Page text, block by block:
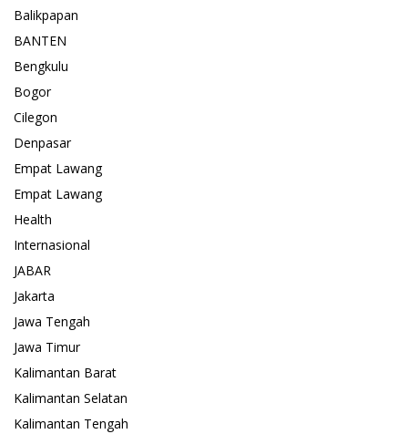
Balikpapan
BANTEN
Bengkulu
Bogor
Cilegon
Denpasar
Empat Lawang
Empat Lawang
Health
Internasional
JABAR
Jakarta
Jawa Tengah
Jawa Timur
Kalimantan Barat
Kalimantan Selatan
Kalimantan Tengah